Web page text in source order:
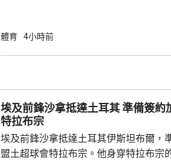
帶領沙特球會吉達艾阿里。他將是英超
體育 4小時前
埃及前鋒沙拿抵達土耳其 準備簽約加盟
特拉布宗
埃及前鋒沙拿抵達土耳其伊斯坦布爾，
盟土超球會特拉布宗。他身穿特拉布宗